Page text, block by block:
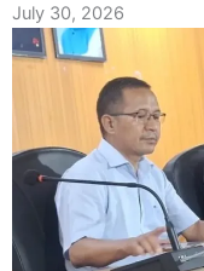
July 30, 2026